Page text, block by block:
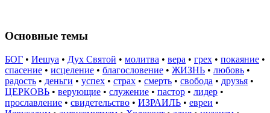
Основные темы
БОГ • Иешуа • Дух Святой • молитва • вера • грех • покаяние •
спасение • исцеление • благословение • ЖИЗНЬ • любовь •
радость • деньги • успех • страх • смерть • свобода • друзья •
ЦЕРКОВЬ • верующие • служение • пастор • лидер •
прославление • свидетельство • ИЗРАИЛЬ • евреи •